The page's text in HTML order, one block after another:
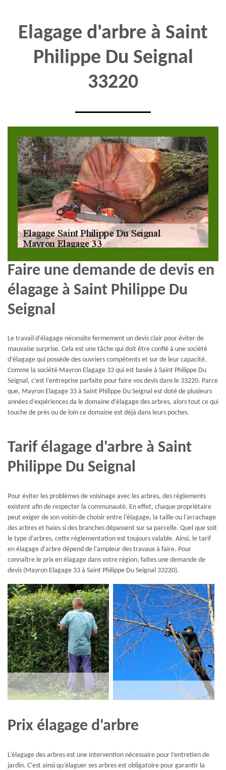
Elagage d'arbre à Saint
Philippe Du Seignal
33220
Faire une demande de devis en
élagage à Saint Philippe Du
Seignal
Le travail d’élagage nécessite fermement un devis clair pour éviter de
mauvaise surprise. Cela est une tâche qui doit être confié à une société
d’élagage qui possède des ouvriers compétents et sur de leur capacité.
Comme la société Mayron Elagage 33 qui est basée à Saint Philippe Du
Seignal, c’est l’entreprise parfaite pour faire vos devis dans le 33220. Parce
que, Mayron Elagage 33 à Saint Philippe Du Seignal est doté de plusieurs
années d’expériences da le domaine d’élagage des arbres, alors tout ce qui
touche de près ou de loin ce domaine est déjà dans leurs poches.
Tarif élagage d'arbre à Saint
Philippe Du Seignal
Pour éviter les problèmes de voisinage avec les arbres, des règlements
existent afin de respecter la communauté. En effet, chaque propriétaire
peut exiger de son voisin de choisir entre l’élagage, la taille ou l’arrachage
des arbres et haies si des branches dépassent sur sa parcelle. Quel que soit
le type d'arbres, cette réglementation est toujours valable. Ainsi, le tarif
en élagage d'arbre dépend de l'ampleur des travaux à faire. Pour
connaître le prix en élagage dans votre région, faites une demande de
devis (Mayron Elagage 33 à Saint Philippe Du Seignal 33220).
Prix élagage d'arbre
L’élagage des arbres est une intervention nécessaire pour l’entretien de
jardin. C'est ainsi qu'élaguer ses arbres est obligatoire pour garantir la